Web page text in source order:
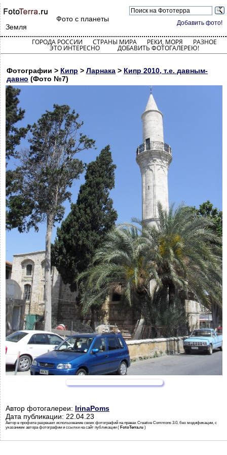
Добавить фото!
Фото с планеты
Земля
ГОРОДА РОССИИ СТРАНЫ МИРА РЕКИ, МОРЯ РАЗНОЕ
ЭТО ИНТЕРЕСНО ДОБАВИТЬ ФОТОГАЛЕРЕЮ!
Фотографии > Кипр > Ларнака > Кипр 2010, т.е. давным-
давно (Фото №7)
Автор фотогалереи: IrinaPoms
Дата публикации: 22.04.23
Автор в профиле разрешил использование своих фотографий на правах Creative Commons 3.0, без модификации, с
указанием автора фотографии и ссылки на сайт публикации ( FotoTerra.ru )